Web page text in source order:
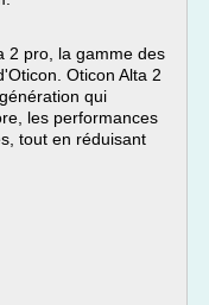
2 pro, la gamme des
Oticon Alta 2
qui
les performances
tout en réduisant